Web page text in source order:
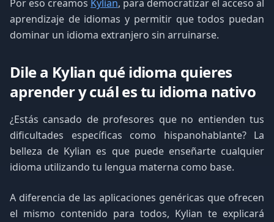
Por eso creamos Kylian, para democratizar el acceso al
aprendizaje de idiomas y permitir que todos puedan
dominar un idioma extranjero sin arruinarse.
Dile a Kylian qué idioma quieres
aprender y cuál es tu idioma nativo
¿Estás cansado de profesores que no entienden tus
dificultades específicas como hispanohablante? La
belleza de Kylian es que puede enseñarte cualquier
idioma utilizando tu lengua materna como base.
A diferencia de las aplicaciones genéricas que ofrecen
el mismo contenido para todos, Kylian te explicará